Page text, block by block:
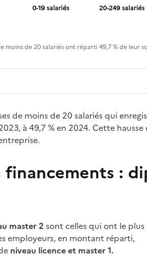
moins de 20 salariés ont réparti 49,7 % de leur
de moins de 20 salariés qui
à 49,7 % en 2024. Cette
:
master 2 sont celles qui ont le plus
employeurs, en montant réparti,
niveau licence et master 1.